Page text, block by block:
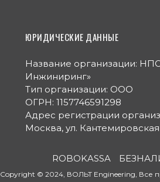
ЮРИДИЧЕСКИЕ ДАННЫЕ
Название организации:
Инжиниринг»
Тип организации: ООО
ОГРН: 1157746591298
Адрес регистрации
Москва, ул.
ROBOKASSA
Copyright © 2024, ВОЛЬТ Engineering, Все